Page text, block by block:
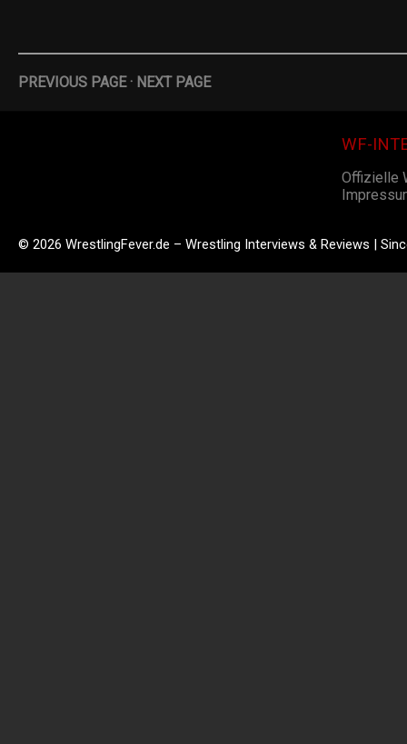
PREVIOUS PAGE· NEXT PAGE
WF-
Offizielle
© 2026 WrestlingFever.de – Wrestling Interviews & Reviews |